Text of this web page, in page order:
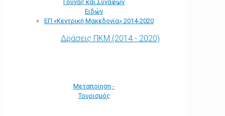
Γούνας και Συναφών
Ειδών
ΕΠ «Kεντρική Μακεδονία» 2014-2020
Δράσεις ΠΚΜ (2014 - 2020)
Μεταποίηση -
Τουρισμός